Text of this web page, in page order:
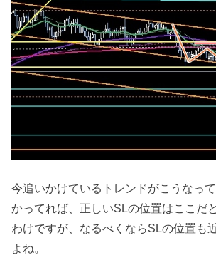
今追いかけているトレンドがこうなっ
かってれば、正しいSLの位置はここだ
わけですが、なるべくならSLの位置も
よね。